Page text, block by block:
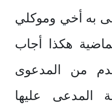
به أخي وموكلي
هكذا أجاب
من المدعوى
المدعى عليها